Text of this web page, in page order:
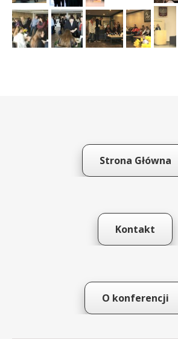
Strona Główna
Kontakt
O konferencji